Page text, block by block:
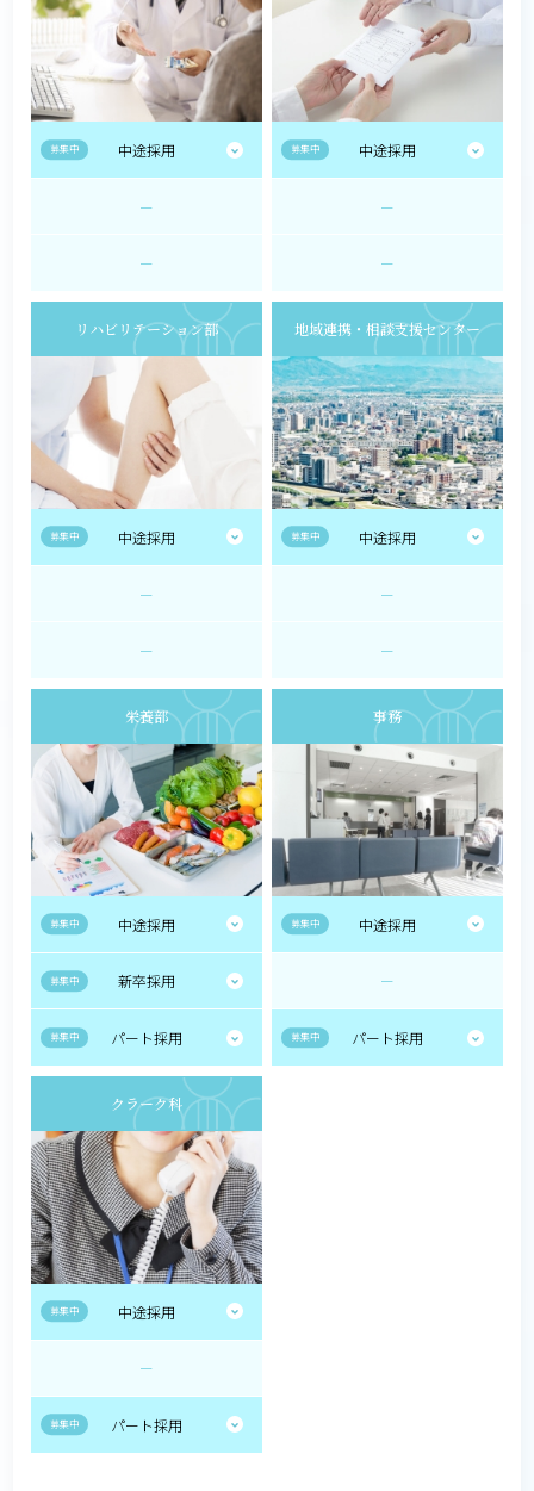
募集中 中途採用
ー
ー
募集中 中途採用
ー
ー
リハビリテーション部
募集中 中途採用
ー
ー
地域連携・相談支援センター
募集中 中途採用
ー
ー
栄養部
募集中 中途採用
募集中 新卒採用
募集中 パート採用
事務
募集中 中途採用
ー
募集中 パート採用
クラーク科
募集中 中途採用
ー
募集中 パート採用